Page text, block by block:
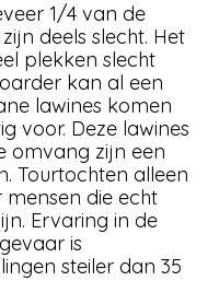
1/4 van de
deels slecht. Het
plekken slecht
kan al een
lawines komen
voor. Deze lawines
omvang zijn een
Tourtochten alleen
die echt
Ervaring in de
is
steiler dan 35